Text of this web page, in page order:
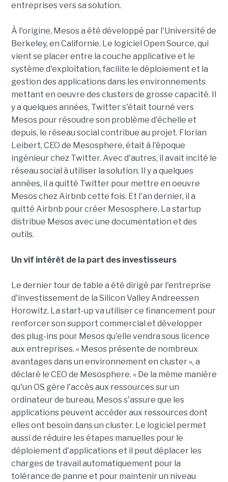
entreprises vers sa solution.
À l'origine, Mesos a été développé par l'Université de
Berkeley, en Californie. Le logiciel Open Source, qui
vient se placer entre la couche applicative et le
système d'exploitation, facilite le déploiement et la
gestion des applications dans les environnements
mettant en oeuvre des clusters de grosse capacité. Il
y a quelques années, Twitter s'était tourné vers
Mesos pour résoudre son problème d'échelle et
depuis, le réseau social contribue au projet. Florian
Leibert, CEO de Mesosphere, était à l'époque
ingénieur chez Twitter. Avec d'autres, il avait incité le
réseau social à utiliser la solution. Il y a quelques
années, il a quitté Twitter pour mettre en oeuvre
Mesos chez Airbnb cette fois. Et l'an dernier, il a
quitté Airbnb pour créer Mesosphere. La startup
distribue Mesos avec une documentation et des
outils.
Un vif intérêt de la part des investisseurs
Le dernier tour de table a été dirigé par l'entreprise
d'investissement de la Silicon Valley Andreessen
Horowitz. La start-up va utiliser ce financement pour
renforcer son support commercial et développer
des plug-ins pour Mesos qu'elle vendra sous licence
aux entreprises. « Mesos présente de nombreux
avantages dans un environnement en cluster », a
déclaré le CEO de Mesosphere. « De la même manière
qu'un OS gère l'accès aux ressources sur un
ordinateur de bureau, Mesos s'assure que les
applications peuvent accéder aux ressources dont
elles ont besoin dans un cluster. Le logiciel permet
aussi de réduire les étapes manuelles pour le
déploiement d'applications et il peut déplacer les
charges de travail automatiquement pour la
tolérance de panne et pour maintenir un niveau